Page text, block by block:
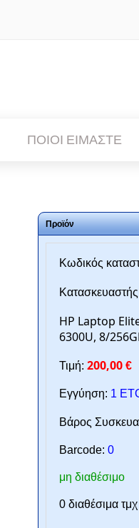
ΠΟΙΟΙ ΕΙΜΑΣΤΕ
Προϊόν
Κωδικός
HP Laptop
6300U, 8/
Τιμή: 200,00 €
Εγγύηση: 1
Βάρος
Barcode: 0
μη διαθέσιμο
0 διαθέσιμα τμχ